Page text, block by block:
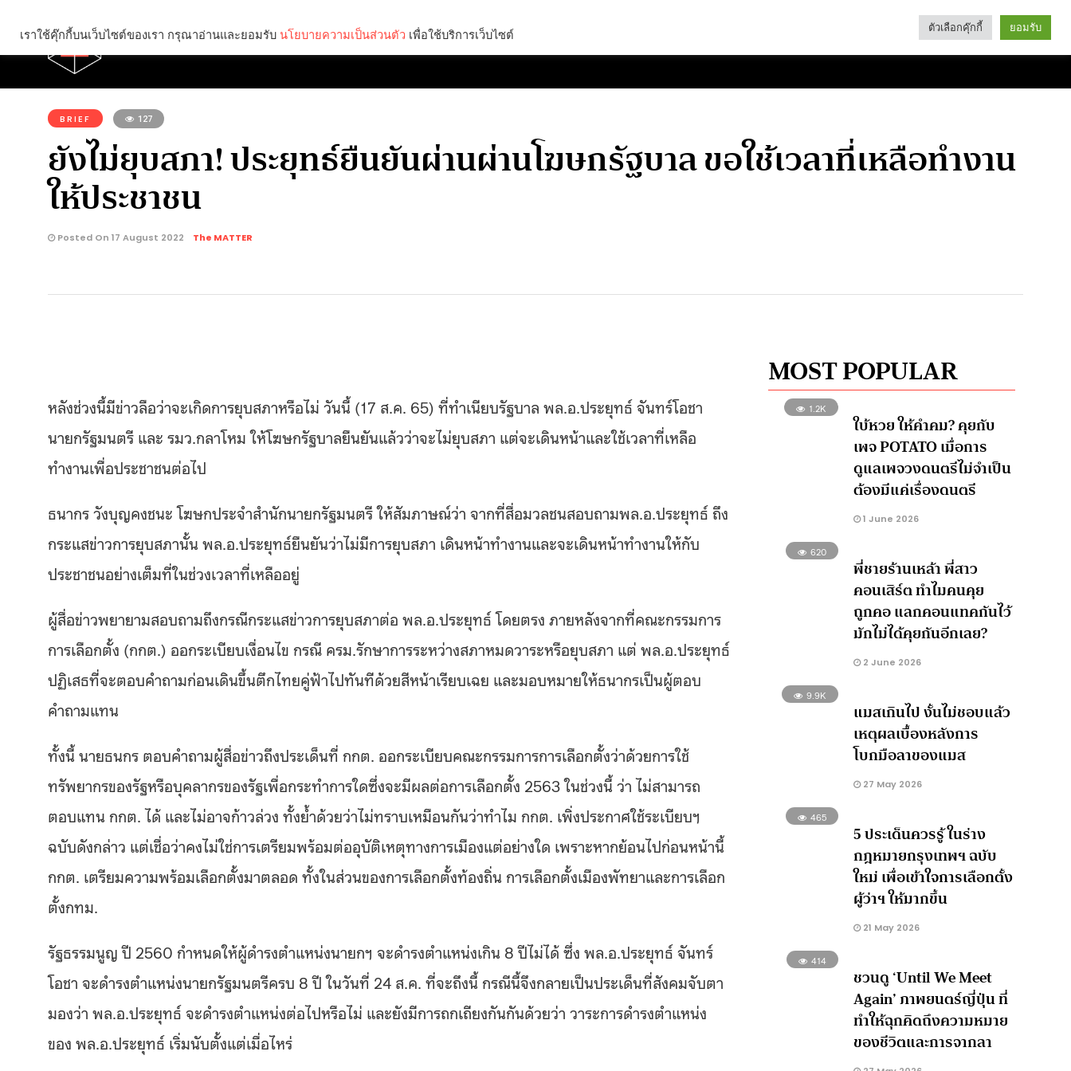
Categories
คุณกำลังอ่าน:
BRIEF 127
ยังไม่ยุบสภา! ประยุทธ์ยืนยันผ่านผ่านโฆษกรัฐบาล ขอใช้เวลาที่เหลือทำงาน
ให้ประชาชน
Posted On 17 August 2022 The MATTER
หลังช่วงนี้มีข่าวลือว่าจะเกิดการยุบสภาหรือไม่ วันนี้ (17 ส ค . 65) ที่ทำเนียบรัฐบาล พล อ ประยุทธ์ จันทร์โอชา
นายกรัฐมนตรี และ รมว กลาโหม ให้โฆษกรัฐบาลยืนยันแล้วว่าจะไม่ยุบสภา แต่จะเดินหน้าและใช้เวลาที่เหลือ
ทำงานเพื่อประชาชนต่อไป
ธนากร วังบุญคงชนะ โฆษกประจำสำนักนายกรัฐมนตรี ให้สัมภาษณ์ว่า จากที่สื่อมวลชนสอบถามพล อ ประยุทธ์ ถึง
กระแสข่าวการยุบสภานั้น พล อ ประยุทธ์ยืนยันว่าไม่มีการยุบสภา เดินหน้าทำงานและจะเดินหน้าทำงานให้กับ
ประชาชนอย่างเต็มที่ในช่วงเวลาที่เหลืออยู่
ผู้สื่อข่าวพยายามสอบถามถึงกรณีกระแสข่าวการยุบสภาต่อ พล อ ประยุทธ์ โดยตรง ภายหลังจากที่คณะกรรมการ
การเลือกตั้ง (กกต .) ออกระเบียบเงื่อนไข กรณี ครม รักษาการระหว่างสภาหมดวาระหรือยุบสภา แต่ พล อ ประยุทธ์
ปฏิเสธที่จะตอบคำถามก่อนเดินขึ้นตึกไทยคู่ฟ้าไปทันทีด้วยสีหน้าเรียบเฉย และมอบหมายให้ธนากรเป็นผู้ตอบ
คำถามแทน
ทั้งนี้ นายธนกร ตอบคำถามผู้สื่อข่าวถึงประเด็นที่ กกต ออกระเบียบคณะกรรมการการเลือกตั้งว่าด้วยการใช้
ทรัพยากรของรัฐหรือบุคลากรของรัฐเพื่อกระทำการใดซึ่งจะมีผลต่อการเลือกตั้ง 2563ในช่วงนี้ ว่า ไม่สามารถ
ตอบแทน กกต .ได้ และไม่อาจก้าวล่วง ทั้งย้ำด้วยว่าไม่ทราบเหมือนกันว่าทำไม กกต เพิ่งประกาศใช้ระเบียบฯ
ฉบับดังกล่าว แต่เชื่อว่าคงไม่ใช่การเตรียมพร้อมต่ออุบัติเหตุทางการเมืองแต่อย่างใด เพราะหากย้อนไปก่อนหน้านี้
กกต เตรียมความพร้อมเลือกตั้งมาตลอด ทั้งในส่วนของการเลือกตั้งท้องถิ่น การเลือกตั้งเมืองพัทยาและการเลือก
ตั้งกทม
รัฐธรรมนูญ ปี 2560 กำหนดให้ผู้ดำรงตำแหน่งนายกฯ จะดำรงตำแหน่งเกิน 8ปีไม่ได้ ซึ่ง พล อ ประยุทธ์ จันทร์
โอชา จะดำรงตำแหน่งนายกรัฐมนตรีครบ 8ปี ในวันที่ 24 ส ค ที่จะถึงนี้ กรณีนี้จึงกลายเป็นประเด็นที่สังคมจับตา
มองว่า พล อ ประยุทธ์ จะดำรงตำแหน่งต่อไปหรือไม่ และยังมีการถกเถียงกันกันด้วยว่า วาระการดำรงตำแหน่ง
ของ พล อ ประยุทธ์ เริ่มนับตั้งแต่เมื่อไหร่
MOST POPULAR
1.2K
ใบ้หวย ให้คำคม? คุยกับ
เพจ POTATO เมื่อการ
ดูแลเพจวงดนตรีไม่จำเป็น
ต้องมีแค่เรื่องดนตรี
1 June 2026
620
พี่ชายร้านเหล้า พี่สาว
คอนเสิร์ต ทำไมคนคุย
ถูกคอ แลกคอนแทคกันไว้
มักไม่ได้คุยกันอีกเลย?
2 June 2026
9.9K
แมสเกินไป งั้นไม่ชอบแล้ว
เหตุผลเบื้องหลังการ
โบกมือลาของแมส
27 May 2026
465
5 ประเด็นควรรู้ ในร่าง
กฎหมายกรุงเทพฯ ฉบับ
ใหม่ เพื่อเข้าใจการเลือกตั้ง
ผู้ว่าฯ ให้มากขึ้น
21 May 2026
414
ชวนดู ‘Until We Meet
Again’ ภาพยนตร์ญี่ปุ่น ที่
ทำให้ฉุกคิดถึงความหมาย
ของชีวิตและการจากลา
เราใช้คุ๊กกี้บนเว็บไซต์ของเรา กรุณาอ่านและยอมรับ นโยบายความเป็นส่วนตัว เพื่อใช้บริการเว็บไซต์ ตัวเลือกคุ๊กกี้ ยอมรับ